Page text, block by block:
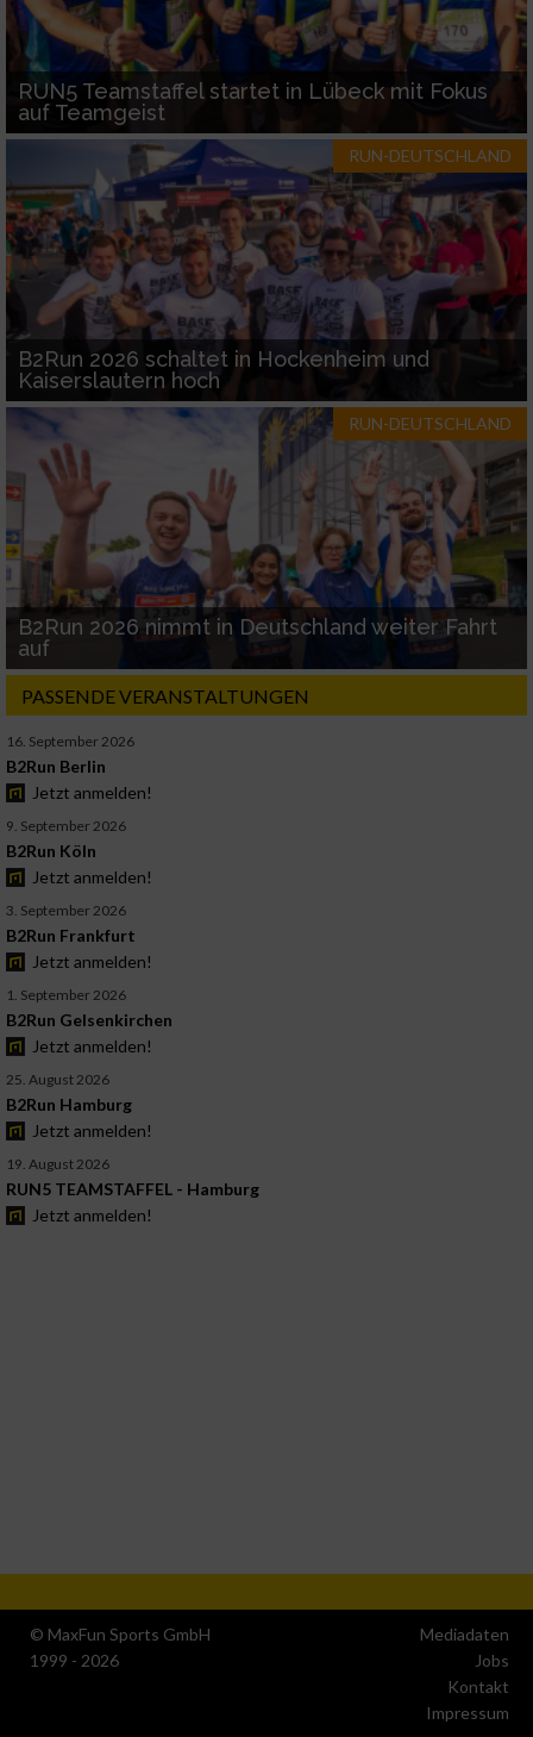
RUN5 Teamstaffel startet in Lübeck mit Fokus
auf Teamgeist
RUN-DEUTSCHLAND
B2Run 2026 schaltet in Hockenheim und
Kaiserslautern hoch
RUN-DEUTSCHLAND
B2Run 2026 nimmt in Deutschland weiter Fahrt
auf
PASSENDE VERANSTALTUNGEN
16. September 2026
B2Run Berlin
Jetzt anmelden!
9. September 2026
B2Run Köln
Jetzt anmelden!
3. September 2026
B2Run Frankfurt
Jetzt anmelden!
1. September 2026
B2Run Gelsenkirchen
Jetzt anmelden!
25. August 2026
B2Run Hamburg
Jetzt anmelden!
19. August 2026
RUN5 TEAMSTAFFEL - Hamburg
Jetzt anmelden!
© MaxFun Sports GmbH
1999 - 2026
Mediadaten
Jobs
Kontakt
Impressum